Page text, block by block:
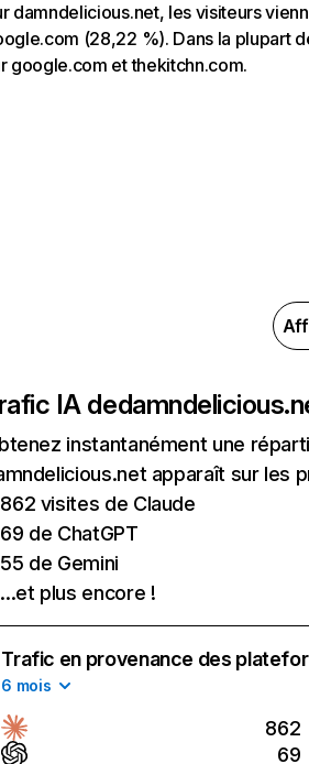
damndelicious.net, les visiteurs
(28,22 %). Dans la plupart
google.com et thekitchn.com.
IA de
instantanément une
apparaît sur les
862 visites de Claude
69 de ChatGPT
55 de Gemini
...et plus encore !
Trafic en provenance des
6 mois
862
69